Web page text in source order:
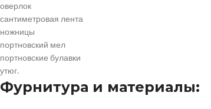
оверлок
сантиметровая лента
ножницы
портновский мел
портновские булавки
утюг.
Фурнитура и материалы: